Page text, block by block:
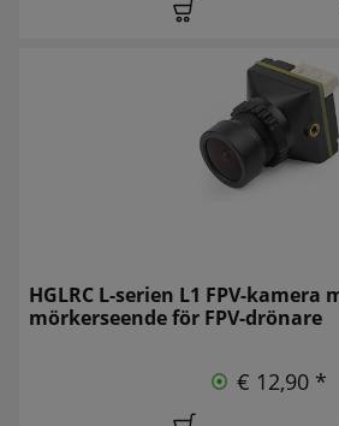
HGLRC L-serien L1 FPV-kamera
mörkerseende för FPV-drönare
€ 12,90 *